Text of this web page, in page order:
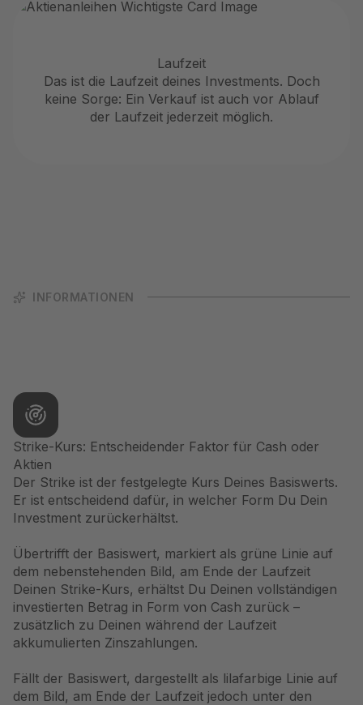
Laufzeit
Das ist die Laufzeit deines Investments. Doch
keine Sorge: Ein Verkauf ist auch vor Ablauf
der Laufzeit jederzeit möglich.
INFORMATIONEN
Strike-Kurs: Entscheidender Faktor für Cash oder
Aktien
Der Strike ist der festgelegte Kurs Deines Basiswerts.
Er ist entscheidend dafür, in welcher Form Du Dein
Investment zurückerhältst.
Übertrifft der Basiswert, markiert als grüne Linie auf
dem nebenstehenden Bild, am Ende der Laufzeit
Deinen Strike-Kurs, erhältst Du Deinen vollständigen
investierten Betrag in Form von Cash zurück –
zusätzlich zu Deinen während der Laufzeit
akkumulierten Zinszahlungen.
Fällt der Basiswert, dargestellt als lilafarbige Linie auf
dem Bild, am Ende der Laufzeit jedoch unter den